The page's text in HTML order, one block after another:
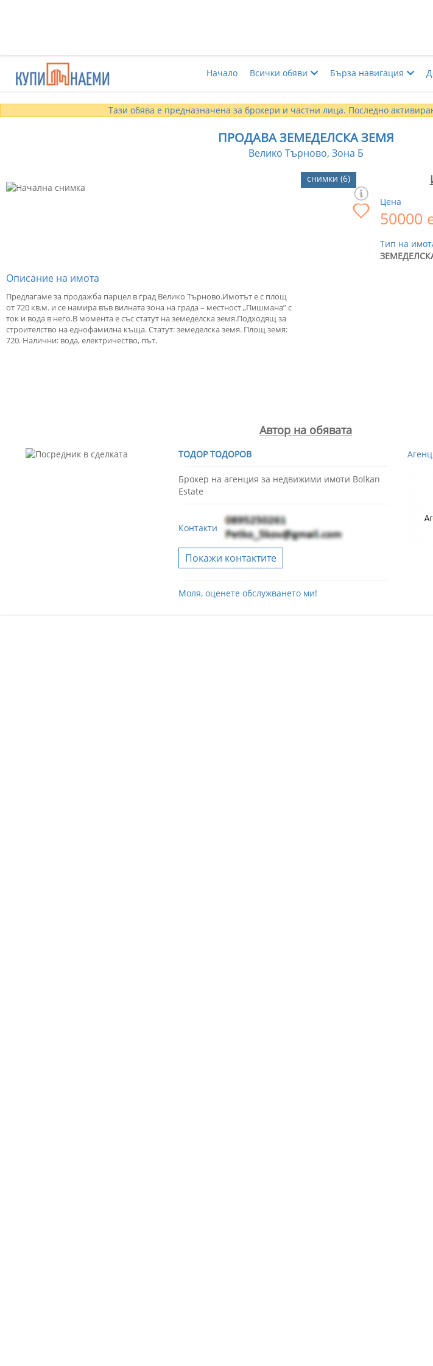
Начало Всички обяви Бърза навигация
Тази обява е предназначена за брокери и частни лица. Последно
ПРОДАВА ЗЕМЕДЕЛСКА ЗЕМЯ
Велико Търново, Зона Б
снимки (6)
Цена
50000
Тип на
Описание на имота
Предлагаме за продажба парцел в град Велико Търново.Имотът е с площ
от 720 кв.м. и се намира във вилната зона на града – местност „Пишмана” с
ток и вода в него.В момента е със статут на земеделска земя.Подходящ за
строителство на еднофамилна къща. Статут: земеделска земя. Площ земя:
720. Налични: вода, електричество, път.
Автор на обявата
ТОДОР ТОДОРОВ
Брокер на агенция за недвижими имоти Bolkan
Estate
Контакти
Покажи контактите
Моля, оценете обслужването ми!